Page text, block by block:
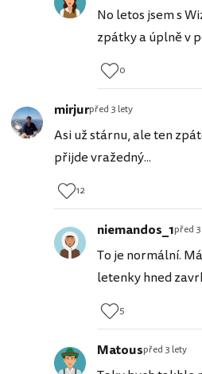
No letos jsem s
zpátky a úplně v
0
mirjurpřed 3 lety
Asi už stárnu, ale ten
přijde vražedný...
12
niemandos_1před
To je normální.
letenky hned
5
Matouspřed 3 lety